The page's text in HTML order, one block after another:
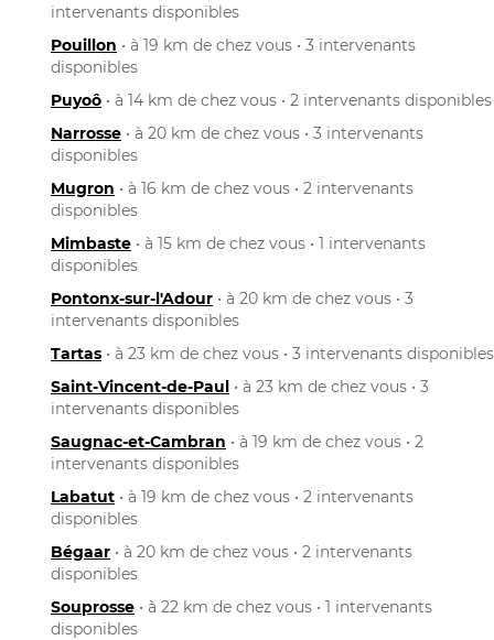
intervenants disponibles
Pouillon • à 19 km de chez vous • 3 intervenants
disponibles
Puyoô • à 14 km de chez vous • 2 intervenants disponibles
Narrosse • à 20 km de chez vous • 3 intervenants
disponibles
Mugron • à 16 km de chez vous • 2 intervenants
disponibles
Mimbaste • à 15 km de chez vous • 1 intervenants
disponibles
Pontonx-sur-l'Adour • à 20 km de chez vous • 3
intervenants disponibles
Tartas • à 23 km de chez vous • 3 intervenants disponibles
Saint-Vincent-de-Paul • à 23 km de chez vous • 3
intervenants disponibles
Saugnac-et-Cambran • à 19 km de chez vous • 2
intervenants disponibles
Labatut • à 19 km de chez vous • 2 intervenants
disponibles
Bégaar • à 20 km de chez vous • 2 intervenants
disponibles
Souprosse • à 22 km de chez vous • 1 intervenants
disponibles